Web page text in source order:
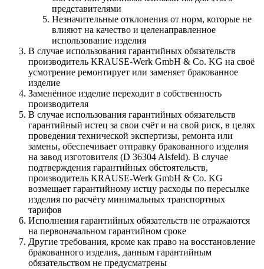
представителями
Незначительные отклонения от норм, которые не
влияют на качество и целенаправленное
использование изделия
В случае использования гарантийных обязательств
производитель KRAUSE-Werk GmbH & Со. KG на своё
усмотрение ремонтирует или заменяет бракованное
изделие
Заменённое изделие переходит в собственность
производителя
В случае использования гарантийных обязательств
гарантийный истец за свои счёт и на свой риск, в целях
проведения технической экспертизы, ремонта или
замены, обеспечивает отправку бракованного изделия
на завод изготовителя (D 36304 Alsfeld). В случае
подтверждения гарантийных обстоятельств,
производитель KRAUSE-Werk GmbH & Со. KG
возмещает гарантийному истцу расходы по пересылке
изделия по расчёту минимальных транспортных
тарифов
Исполнения гарантийных обязательств не отражаются
на первоначальном гарантийном сроке
Другие требования, кроме как право на восстановление
бракованного изделия, данным гарантийным
обязательством не предусматрены